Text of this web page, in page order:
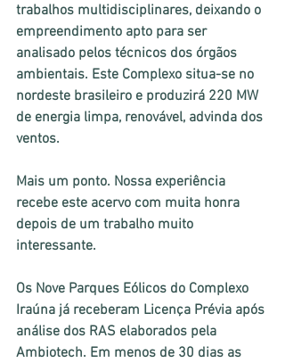
trabalhos multidisciplinares, deixando o
empreendimento apto para ser
analisado pelos técnicos dos órgãos
ambientais. Este Complexo situa-se no
nordeste brasileiro e produzirá 220 MW
de energia limpa, renovável, advinda dos
ventos.
Mais um ponto. Nossa experiência
recebe este acervo com muita honra
depois de um trabalho muito
interessante.
Os Nove Parques Eólicos do Complexo
Iraúna já receberam Licença Prévia após
análise dos RAS elaborados pela
Ambiotech. Em menos de 30 dias as